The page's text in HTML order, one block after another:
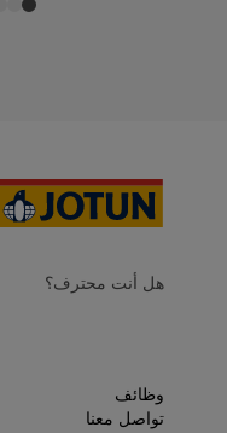
هل أنت محترف؟
وظائف
تواصل معنا